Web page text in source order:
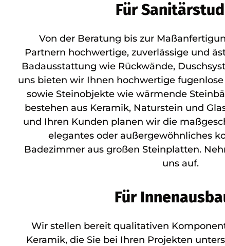
Für
Von der Beratung bis zur
Partnern hochwertige, zuverlässige und
Badausstattung wie Rückwände,
uns bieten wir Ihnen hochwertige
sowie Steinobjekte wie wärmende
bestehen aus Keramik, Naturstein und
und Ihren Kunden planen wir die
elegantes oder außergewöhnliches
Badezimmer aus großen Steinplatten.
uns auf.
Für
Wir stellen bereit qualitativen
Keramik, die Sie bei Ihren Projekten